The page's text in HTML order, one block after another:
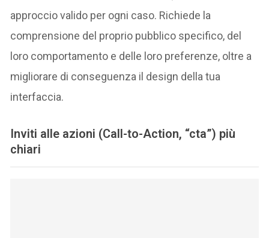
approccio valido per ogni caso. Richiede la
comprensione del proprio pubblico specifico, del
loro comportamento e delle loro preferenze, oltre a
migliorare di conseguenza il design della tua
interfaccia.
Inviti alle azioni (Call-to-Action, “cta”) più
chiari